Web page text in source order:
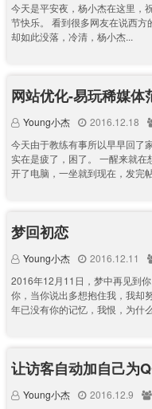
今天是平安夜，杨小杰在这里，
节快乐。 看到很多网友在说西
却如此没落，冷清，杨小杰...
网站优化-易玩稀媒体
Young小杰 2016.12.18
今天由于教练有事所以早早回了
实在是疲了，困了。 一醒来就
开了电脑，一坐就到现在，发完
梦回初恋
Young小杰 2016.12.11
2016年12月11日，梦中再见到
你，当你说出多想抱住我，我却
年已没有你的记忆，我恨，为什
让访客自动加自己为
Young小杰 2016.12.9